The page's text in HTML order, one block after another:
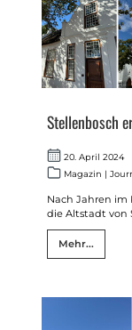
Stellenbosch
20. April 2024
Magazin |
Nach Jahren
die Altstadt von
Mehr...